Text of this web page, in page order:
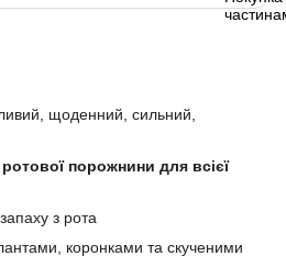
щоденний, сильний,
порожнини для всієї
з рота
коронками та скученими